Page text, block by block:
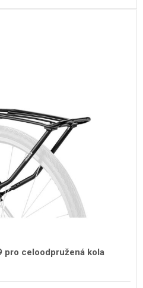
pro celoodpružená kola